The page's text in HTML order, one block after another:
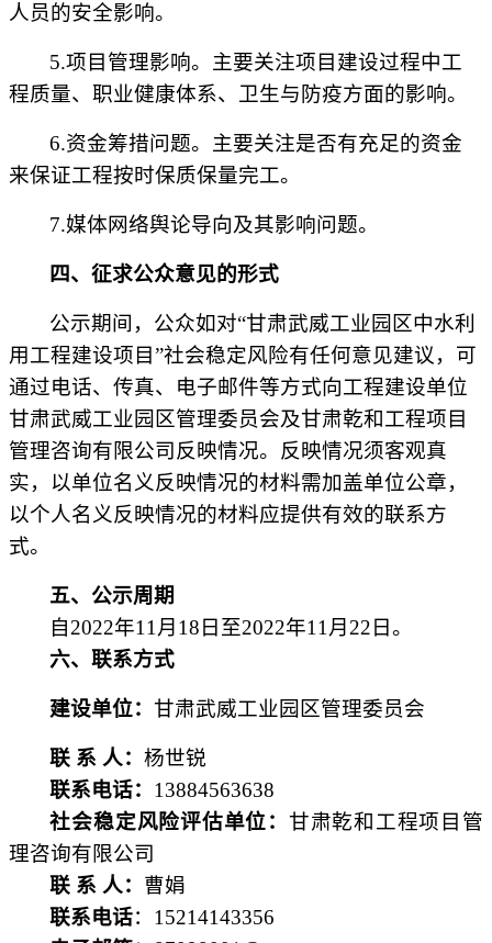
人员的安全影响。
5.项目管理影响。主要关注项目 建设过程中工
程质量、职业健康体系、卫生与防疫方面的影响。
6.资金筹措问题。主要关注是否有充足的资金
来保证工程按时保质保量完工。
7.媒体网络舆论导向及其影响问题。
四、征求公众意见的形式
公示期间，公众如对“甘肃武威工业园区中水利
用工程建设项目”社会稳定风险有任何意见建议，可
通过电话、传真、电子邮件等方式向工程建设单位
甘肃武威工业园区管理委员会及甘肃乾和工程项目
管理咨询有限公司反映情况。反映情况须客观真
实，以单位名义反映情况的材料需加盖单位公章，
以个人名义反映情况的材料应提供有效的联系方
式。
五、公示周期
自2022年11 月 18 日至2022年11 月 22 日。
六、联系方式
建设单位：甘肃武威工业园区管理委员会
联 系 人：杨世锐
联系电话： 13884563638
社会稳定风险评估单位： 甘肃乾和工程项目管
理咨询有限公司
联 系 人： 曹娟
联系电话： 15214143356